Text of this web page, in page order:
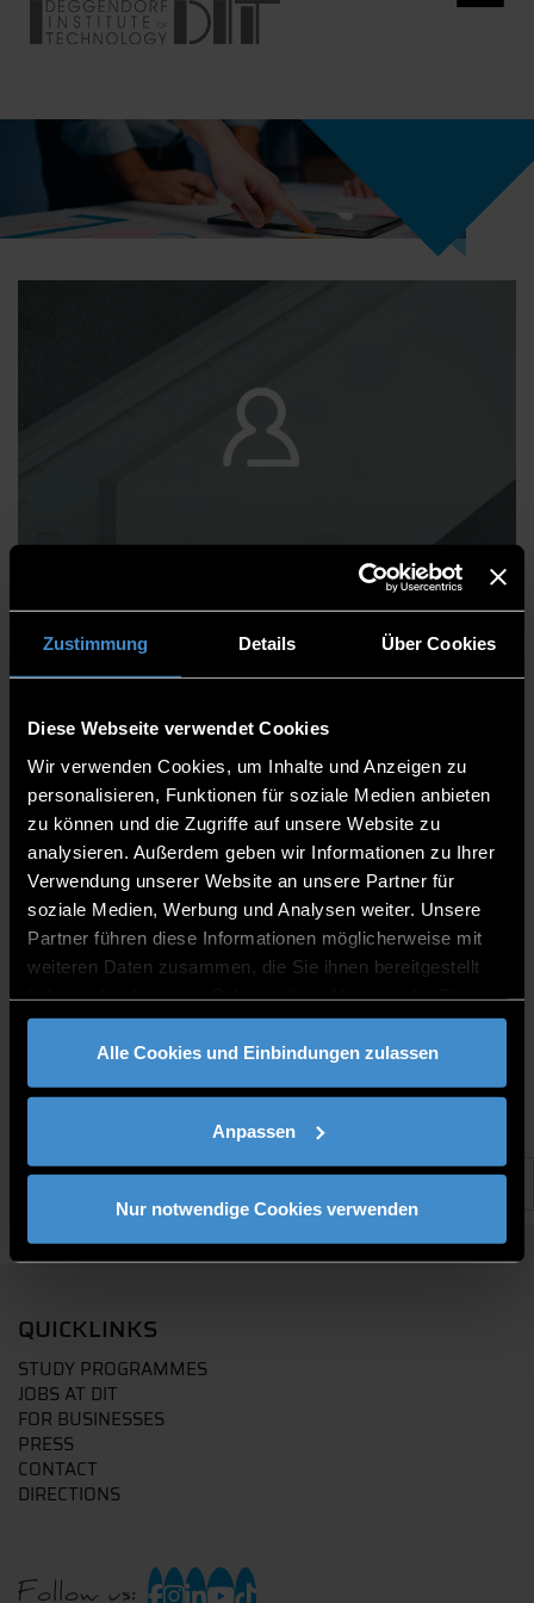
Zustimmung Details Über Cookies
Diese Webseite verwendet Cookies
Wir verwenden Cookies, um Inhalte und Anzeigen zu
personalisieren, Funktionen für soziale Medien anbieten
zu können und die Zugriffe auf unsere Website zu
analysieren. Außerdem geben wir Informationen zu Ihrer
Verwendung unserer Website an unsere Partner für
soziale Medien, Werbung und Analysen weiter. Unsere
Partner führen diese Informationen möglicherweise mit
weiteren Daten zusammen, die Sie ihnen bereitgestellt
gesammelt haben.
Alle Cookies und Einbindungen zulassen
Anpassen
Nur notwendige Cookies verwenden
Dipl.-Phys. Paul Git
Centre for Applied Research
Campus Weißenburg
Academic Staff
2.02
09141/874669-211
QUICKLINKS
STUDY PROGRAMMES
JOBS AT DIT
FOR BUSINESSES
PRESS
CONTACT
DIRECTIONS
Follow us: